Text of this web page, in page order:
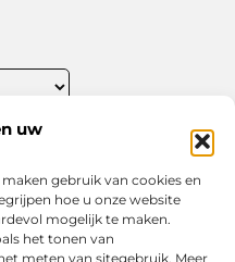
uw
gebruik van cookies en
hoe u onze website
mogelijk te maken.
het tonen van
meten van sitegebruik. Meer